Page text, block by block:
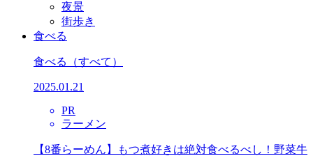
夜景
街歩き
食べる
食べる （すべて）
2025.01.21
PR
ラーメン
【8番らーめん】もつ煮好きは絶対食べるべし！野菜牛